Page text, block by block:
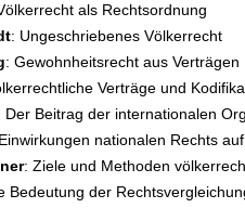
als Rechtsordnung
: Ungeschriebenes Völkerrecht
: Gewohnheitsrecht aus Verträgen
Verträge und
Der Beitrag der internationalen
nationalen Rechts
: Ziele und Methoden
Bedeutung der